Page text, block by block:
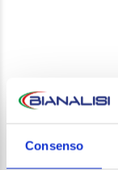
Consenso
LEAVE A REPLY
Your email